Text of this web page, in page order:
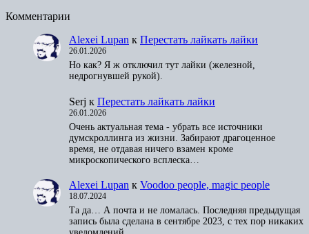
Комментарии
Alexei Lupan к Перестать лайкать лайки
26.01.2026
Но как? Я ж отключил тут лайки (железной,
недрогнувшей рукой).
Serj к Перестать лайкать лайки
26.01.2026
Очень актуальная тема - убрать все источники
думскроллинга из жизни. Забирают драгоценное
время, не отдавая ничего взамен кроме
микроскопического всплеска…
Alexei Lupan к Voodoo people, magic people
18.07.2024
Та да… А почта и не ломалась. Последняя предыдущая
запись была сделана в сентябре 2023, с тех пор никаких